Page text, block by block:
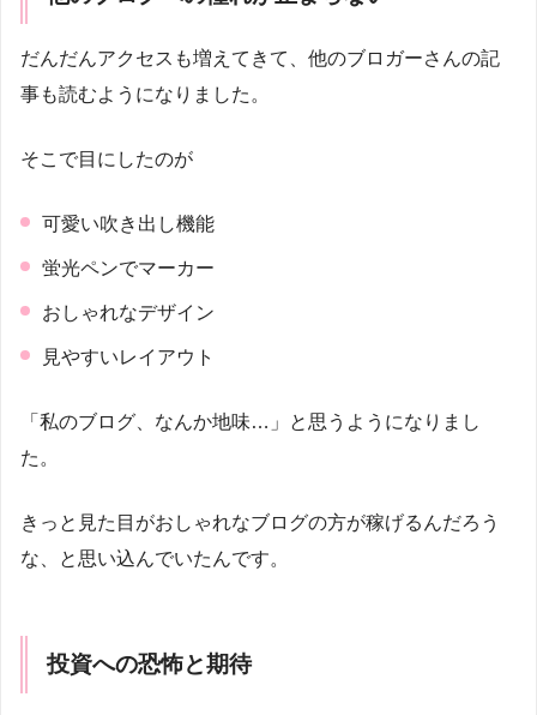
だんだんアクセスも増えてきて、他のブロガーさんの記
事も読むようになりました。
そこで目にしたのが
可愛い吹き出し機能
蛍光ペンでマーカー
おしゃれなデザイン
見やすいレイアウト
「私のブログ、なんか地味…」と思うようになりまし
た。
きっと見た目がおしゃれなブログの方が稼げるんだろう
な、と思い込んでいたんです。
投資への恐怖と期待